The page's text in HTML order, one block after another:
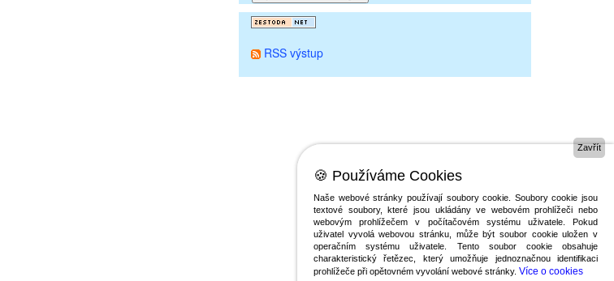
RSS výstup
Zavřít
🍪 Používáme Cookies
Naše webové stránky používají soubory cookie. Soubory cookie jsou
textové soubory, které jsou ukládány ve webovém prohlížeči nebo
webovým prohlížečem v počítačovém systému uživatele. Pokud
uživatel vyvolá webovou stránku, může být soubor cookie uložen v
operačním systému uživatele. Tento soubor cookie obsahuje
charakteristický řetězec, který umožňuje jednoznačnou identifikaci
prohlížeče při opětovném vyvolání webové stránky. Více o cookies